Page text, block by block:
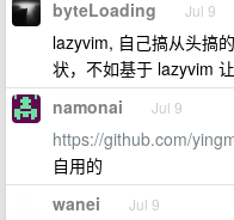
byteLoading Jul 9
lazyvim, 自己搞从头搞
状，不如基于 lazyvim
namonai Jul 9
https://github.com/
自用的
wanei Jul 9